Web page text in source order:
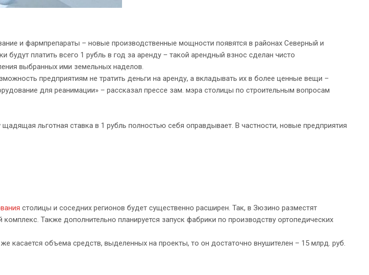
и фармпрепараты – новые производственные мощности появятся в районах Северный и
платить всего 1 рубль в год за аренду – такой арендный взнос сделан чисто
выбранных ими земельных наделов.
предприятиям не тратить деньги на аренду, а вкладывать их в более ценные вещи –
для реанимации» – рассказал прессе зам. мэра столицы по строительным вопросам
льготная ставка в 1 рубль полностью себя оправдывает. В частности, новые предприятия
столицы и соседних регионов будет существенно расширен. Так, в Зюзино разместят
Также дополнительно планируется запуск фабрики по производству ортопедических
касается объема средств, выделенных на проекты, то он достаточно внушителен – 15 млрд. руб.